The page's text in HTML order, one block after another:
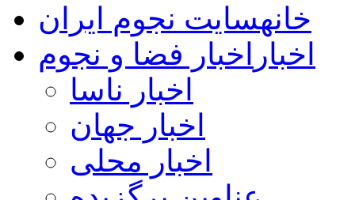
خانهسایت نجوم ایران
اخبار اخبار فضا و نجوم
اخبار ناسا
اخبار جهان
اخبار محلی